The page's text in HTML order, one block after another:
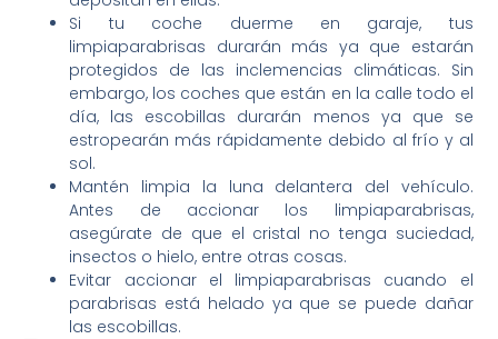
Si tu coche duerme en garaje, tus
limpiaparabrisas durarán más ya que estarán
protegidos de las inclemencias climáticas. Sin
embargo, los coches que están en la calle todo el
día, las escobillas durarán menos ya que se
estropearán más rápidamente debido al frío y al
sol.
Mantén limpia la luna delantera del vehículo.
Antes de accionar los limpiaparabrisas,
asegúrate de que el cristal no tenga suciedad,
insectos o hielo, entre otras cosas.
Evitar accionar el limpiaparabrisas cuando el
parabrisas está helado ya que se puede dañar
las escobillas.